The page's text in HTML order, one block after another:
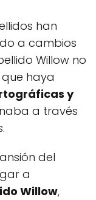
han
a cambios
Willow no
haya
y
a través
del
a
Willow,